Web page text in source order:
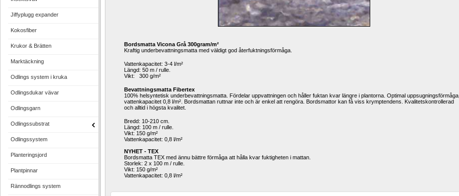
Jiffyplugg expander
Kokosfiber
Krukor & Brätten
Marktäckning
Odlings system i kruka
Odlingsdukar vävar
Odlingsgarn
Odlingssubstrat
Odlingssystem
Planteringsjord
Plantpinnar
Rännodlings system
Bordsmatta Vicona Grå 300gram/m²
Kraftig underbevattningsmatta med väldigt god återfuktningsförmåga.
Vattenkapacitet: 3-4 l/m²
Längd: 50 m / rulle.
Vikt: 300 g/m²
Bevattningsmatta Fibertex
100% helsyntetisk underbevattningsmatta. Fördelar uppvattningen och håller fuktan kvar längre i plantorna. Optimal uppsugnings­förmåga,
vatten­kapacitet 0,8 l/m². Bordsmattan ruttnar inte och är enkel att rengöra. Bordsmattor kan få viss krymptendens. Kvalitetskontrollerad
och alltid i högsta kvalitet.
Bredd: 10-210 cm.
Längd: 100 m / rulle.
Vikt: 150 g/m²
Vattenkapacitet: 0,8 l/m²
NYHET - TEX
Bordsmatta TEX med ännu bättre förmåga att hålla kvar fuktigheten i mattan.
Storlek: 2 x 100 m / rulle.
Vikt: 150 g/m²
Vattenkapacitet: 0,8 l/m²